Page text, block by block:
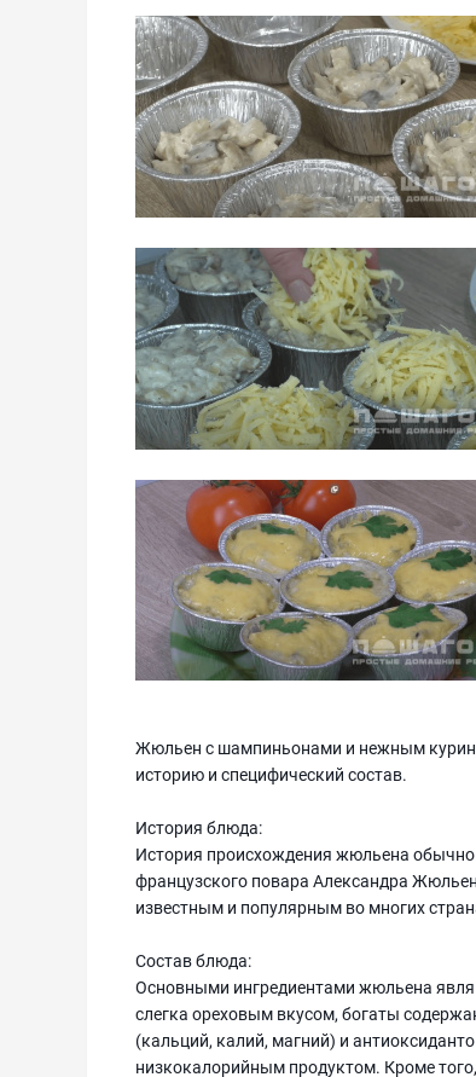
Жюльен с шампиньонами и нежным
историю и специфический состав.
История блюда:
История происхождения жюльена обычно
французского повара Александра
известным и популярным во многих
Состав блюда:
Основными ингредиентами жюльена
слегка ореховым вкусом, богаты
(кальций, калий, магний) и
низкокалорийным продуктом. Кроме